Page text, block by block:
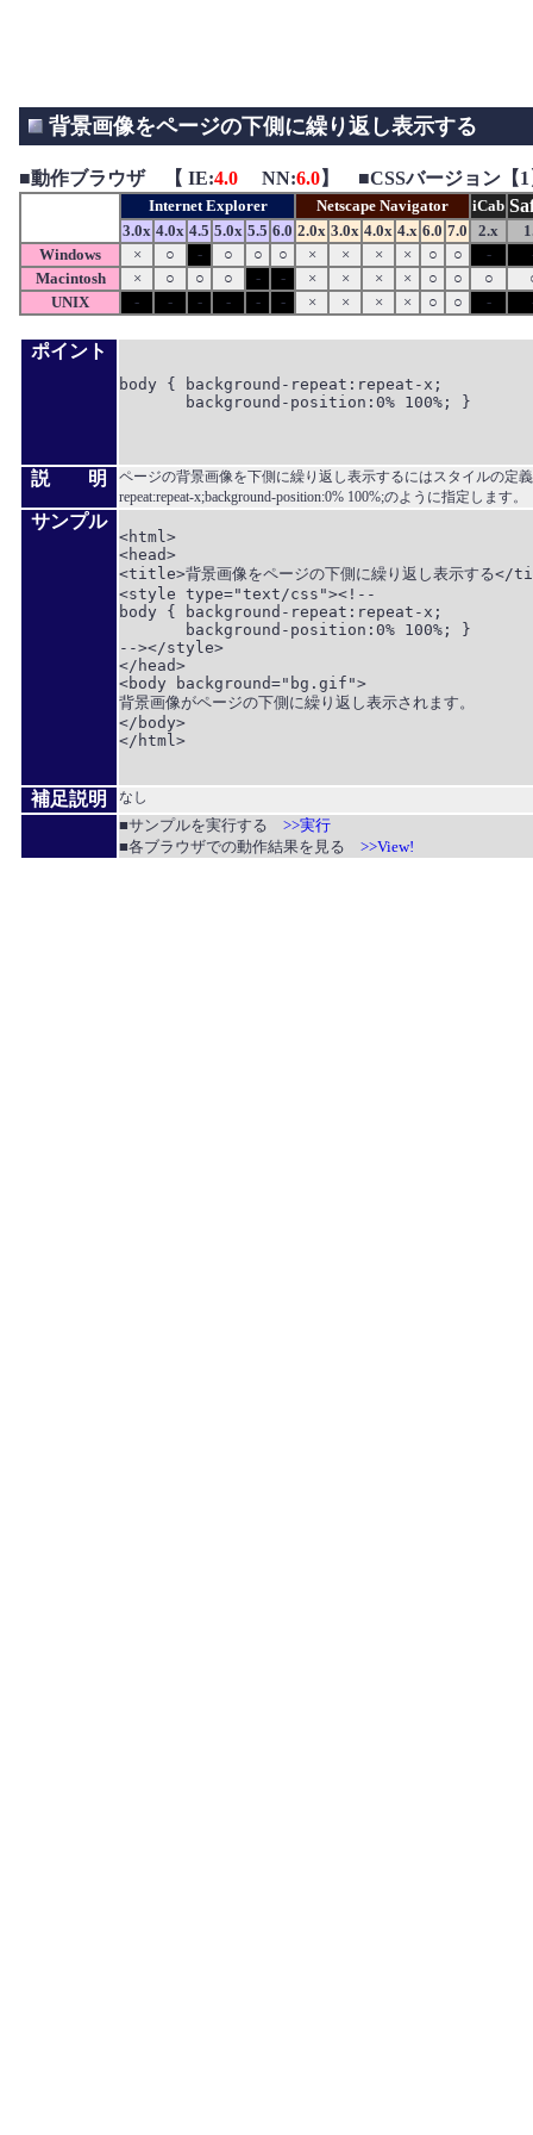
背景画像をページの下側に繰り返し表示する
■動作ブラウザ 【 IE:4.0 NN:6.0】 ■CSSバージョン【1
Internet Explorer Netscape Navigator iCab
3.0x 4.0x 4.5 5.0x 5.5 6.0 2.0x 3.0x 4.0x 4.x 6.0 7.0 2.x
Windows
× ○ - ○ ○ ○ × × × × ○ ○ -
Macintosh
× ○ ○ ○ - - × × × × ○ ○ ○
UNIX
- - - - - - × × × × ○ ○ -
ポイント
body { background-repeat:repeat-x;
       background-position:0% 100%; }
説 明
ページの背景画像を下側に繰り返し表示するにはスタイルの定義
repeat:repeat-x;background-position:0% 100%;のように指定します。
サンプル
<html>
<head>
<title>背景画像をページの下側に繰り返し表示する
<style type="text/css"><!--
body { background-repeat:repeat-x;
       background-position:0% 100%; }
--></style>
</head>
<body background="bg.gif">
背景画像がページの下側に繰り返し表示されます。
</body>
</html>
補足説明 なし
■サンプルを実行する >>実行
■各ブラウザでの動作結果を見る >>View!